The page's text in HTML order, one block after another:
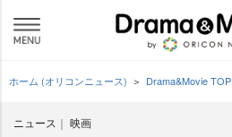
ホーム (オリコンニュース) Drama&Movie TOP
ニュース 映画